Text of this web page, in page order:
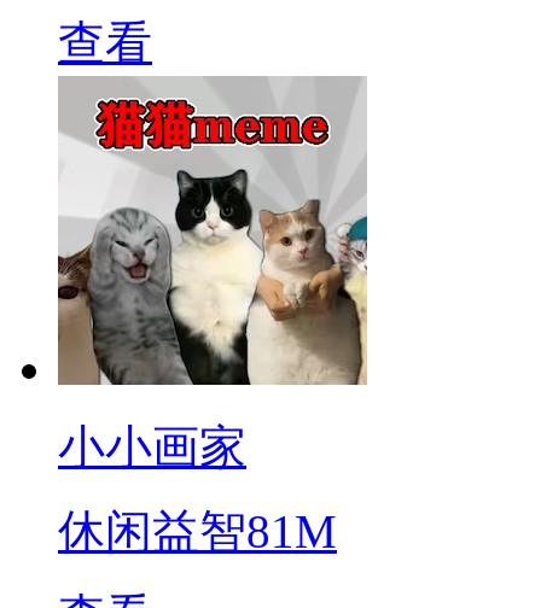
查看
小小画家
休闲益智81M